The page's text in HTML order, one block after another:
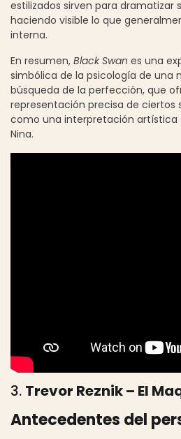
estilizados sirven para dramatizar
haciendo visible lo que
interna.
En resumen, Black Swan es una
simbólica de la psicología de una
búsqueda de la perfección, que
representación precisa de ciertos
como una interpretación artística
Nina.
3. Trevor Reznik – El
Antecedentes del